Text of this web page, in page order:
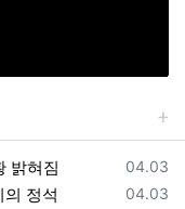
등록일
04.03
밝혀짐
등록일
04.03
정석